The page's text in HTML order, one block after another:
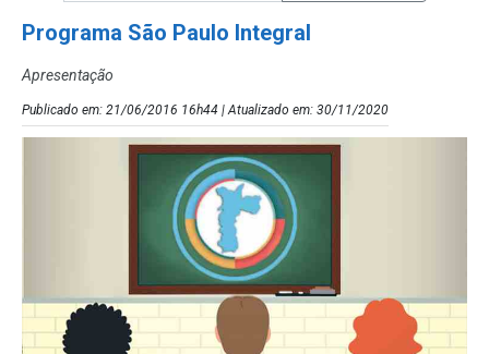
Programa São Paulo Integral
Apresentação
Publicado em: 21/06/2016 16h44 | Atualizado em: 30/11/2020